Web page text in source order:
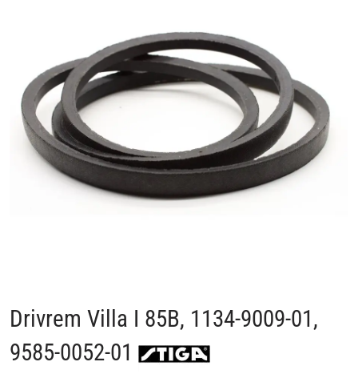
Drivrem Villa I 85B, 1134-9009-01,
9585-0052-01